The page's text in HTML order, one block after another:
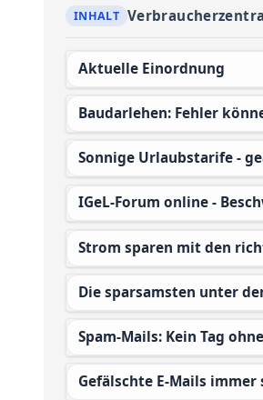
Aktuelle Einordnung
Baudarlehen: Fehler
Sonnige Urlaubstarife -
IGeL-Forum online -
Strom sparen mit den
Die sparsamsten unter
Spam-Mails: Kein Tag
Gefälschte E-Mails